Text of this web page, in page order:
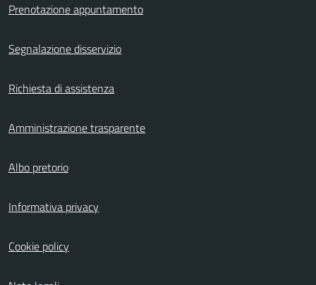
Prenotazione appuntamento
Segnalazione disservizio
Richiesta di assistenza
Amministrazione trasparente
Albo pretorio
Informativa privacy
Cookie policy